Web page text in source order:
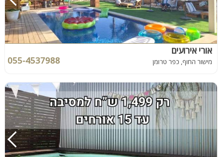
אורי אירועים
מישור החוף, כפר טרומן 055-4537988